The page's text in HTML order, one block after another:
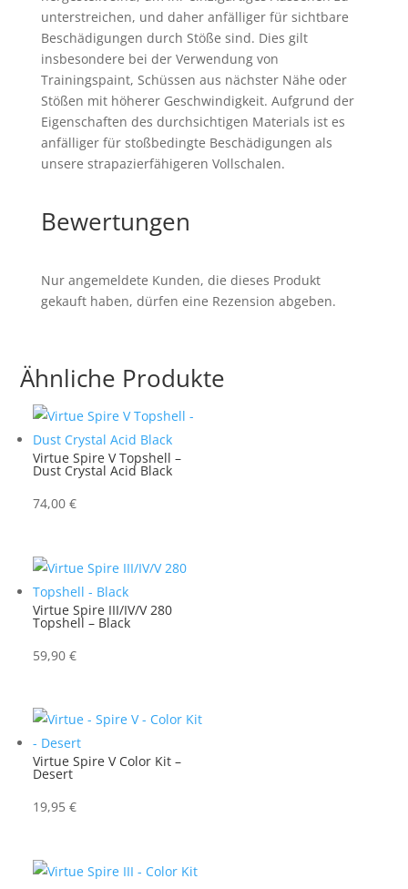
unterstreichen, und daher anfälliger für sichtbare
Beschädigungen durch Stöße sind. Dies gilt
insbesondere bei der Verwendung von
Trainingspaint, Schüssen aus nächster Nähe oder
Stößen mit höherer Geschwindigkeit. Aufgrund der
Eigenschaften des durchsichtigen Materials ist es
anfälliger für stoßbedingte Beschädigungen als
unsere strapazierfähigeren Vollschalen.
Bewertungen
Nur angemeldete Kunden, die dieses Produkt
gekauft haben, dürfen eine Rezension abgeben.
Ähnliche Produkte
Virtue Spire V Topshell –
Dust Crystal Acid Black
74,00€
Virtue Spire III/IV/V 280
Topshell – Black
59,90€
Virtue Spire V Color Kit –
Desert
19,95€